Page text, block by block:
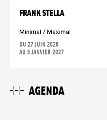
FRANK STELLA
Minimal / Maximal
DU 27 JUIN 2026
AU 3 JANVIER 2027
AGENDA